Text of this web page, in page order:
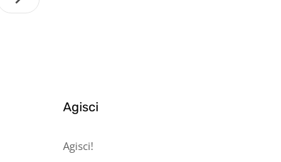
Agisci
Agisci!